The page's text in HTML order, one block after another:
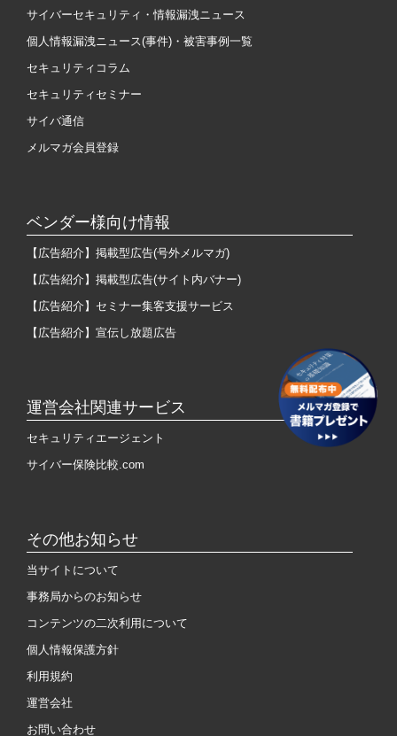
サイバーセキュリティ・情報漏洩ニュース
個人情報漏洩ニュース(事件)・被害事例一覧
セキュリティコラム
セキュリティセミナー
サイバ通信
メルマガ会員登録
ベンダー様向け情報
【広告紹介】掲載型広告(号外メルマガ)
【広告紹介】掲載型広告(サイト内バナー)
【広告紹介】セミナー集客支援サービス
【広告紹介】宣伝し放題広告
運営会社関連サービス
セキュリティエージェント
サイバー保険比較.com
その他お知らせ
当サイトについて
事務局からのお知らせ
コンテンツの二次利用について
個人情報保護方針
利用規約
運営会社
お問い合わせ